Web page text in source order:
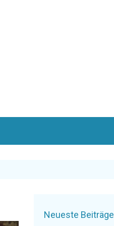
Neueste Beiträge